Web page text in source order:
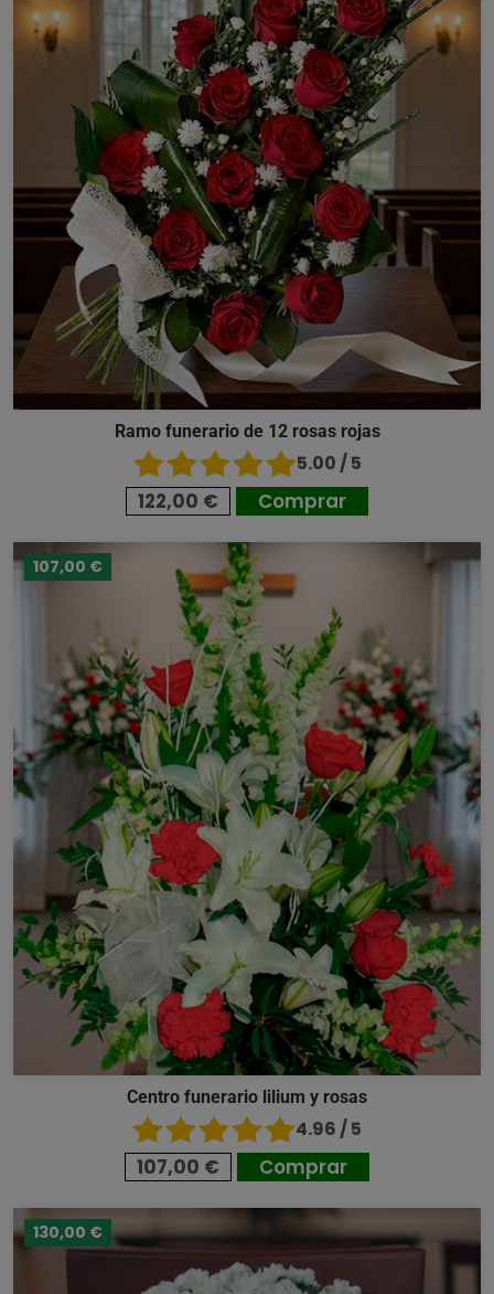
Ramo funerario de 12 rosas rojas
5.00 / 5
122,00 € Comprar
107,00 €
Centro funerario lilium y rosas
4.96 / 5
107,00 € Comprar
130,00 €